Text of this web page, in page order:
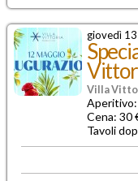
giovedì
Villa
Aperitivo:
Cena: 30
Tavoli